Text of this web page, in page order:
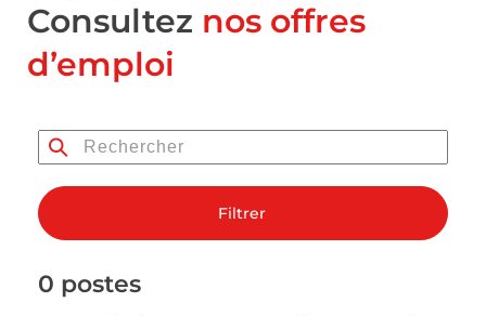
Consultez nos offres
d’emploi
Filtrer
0 postes